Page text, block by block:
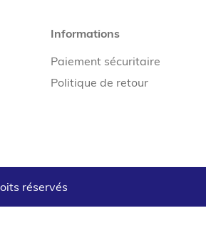
Informations
Paiement sécuritaire
Politique de retour
réservés